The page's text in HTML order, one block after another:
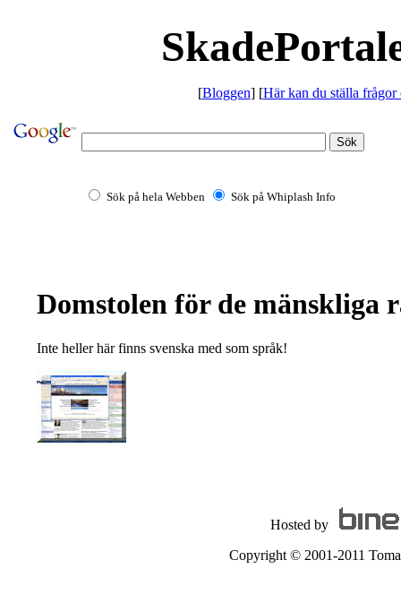
[Bloggen] [Här kan du ställa frågor
Sök på hela Webben Sök på Whiplash Info
Domstolen för de mänskliga
Inte heller här finns svenska med som språk!
Hosted by
Copyright © 2001-2011